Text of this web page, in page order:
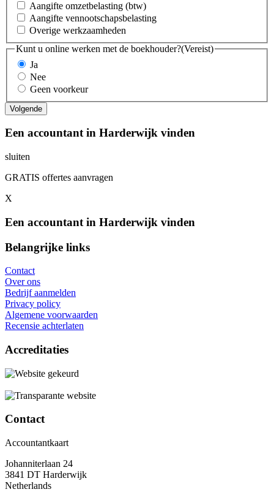
Aangifte omzetbelasting (btw)
Aangifte vennootschapsbelasting
Overige werkzaamheden
Kunt u online werken met de boekhouder?(Vereist)
Ja
Nee
Geen voorkeur
Een accountant in Harderwijk vinden
sluiten
GRATIS offertes aanvragen
X
Een accountant in Harderwijk vinden
Belangrijke links
Contact
Over ons
Bedrijf aanmelden
Privacy policy
Algemene voorwaarden
Recensie achterlaten
Accreditaties
Contact
Accountantkaart
Johanniterlaan 24
3841 DT Harderwijk
Netherlands